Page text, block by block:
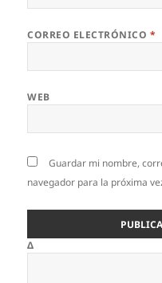
CORREO ELECTRÓNICO *
WEB
Guardar mi nombre,
navegador para la próxima
Δ